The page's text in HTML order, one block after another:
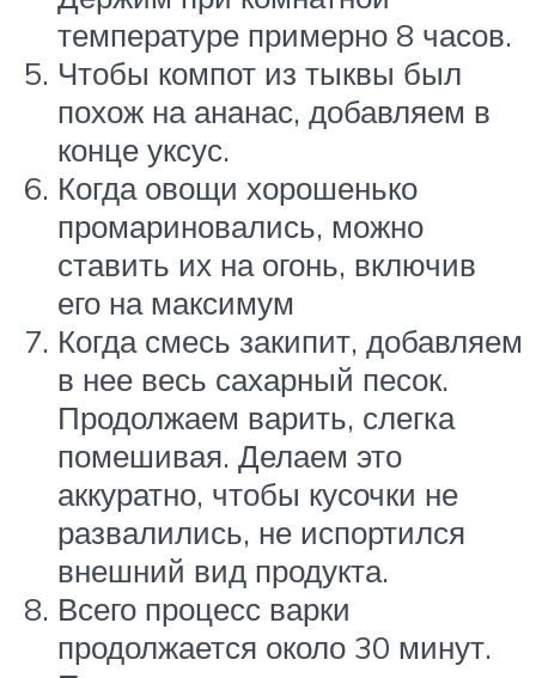
температуре примерно 8 часов.
Чтобы компот из тыквы был
похож на ананас, добавляем в
конце уксус.
Когда овощи хорошенько
промариновались, можно
ставить их на огонь, включив
его на максимум
Когда смесь закипит, добавляем
в нее весь сахарный песок.
Продолжаем варить, слегка
помешивая. Делаем это
аккуратно, чтобы кусочки не
развалились, не испортился
внешний вид продукта.
Всего процесс варки
продолжается около 30 минут.